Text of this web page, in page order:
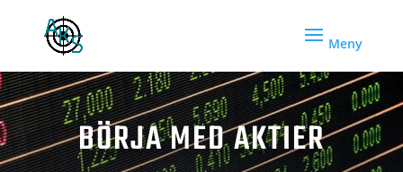
BÖRJA MED AKTIER